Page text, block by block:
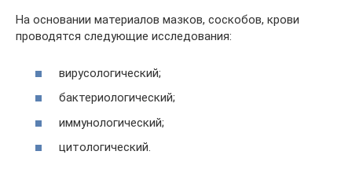
На основании материалов мазков, соскобов, крови
проводятся следующие исследования:
вирусологический;
бактериологический;
иммунологический;
цитологический.